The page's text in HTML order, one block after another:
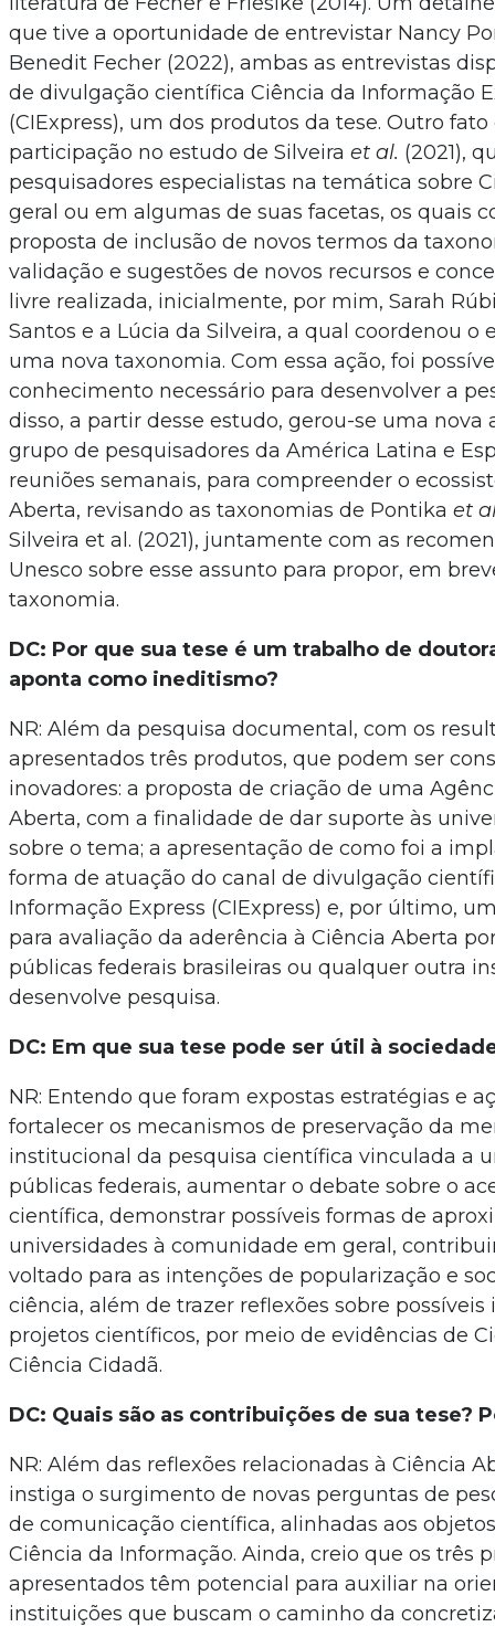
que tive a oportunidade de entrevistar Nancy
Benedit Fecher (2022), ambas as entrevistas
de divulgação científica Ciência da Informação
(CIExpress), um dos produtos da tese. Outro
participação no estudo de Silveira et al. (2021),
pesquisadores especialistas na temática sobre
geral ou em algumas de suas facetas, os quais
proposta de inclusão de novos termos da
validação e sugestões de novos recursos e
livre realizada, inicialmente, por mim, Sarah
Santos e a Lúcia da Silveira, a qual coordenou o
uma nova taxonomia. Com essa ação, foi
conhecimento necessário para desenvolver a
disso, a partir desse estudo, gerou-se uma nova
grupo de pesquisadores da América Latina e
reuniões semanais, para compreender o
Aberta, revisando as taxonomias de Pontika et
Silveira et al. (2021), juntamente com as
Unesco sobre esse assunto para propor, em
taxonomia.
DC: Por que sua tese é um trabalho de
aponta como ineditismo?
NR: Além da pesquisa documental, com os
apresentados três produtos, que podem ser
inovadores: a proposta de criação de uma
Aberta, com a finalidade de dar suporte às
sobre o tema; a apresentação de como foi a
forma de atuação do canal de divulgação
Informação Express (CIExpress) e, por último,
para avaliação da aderência à Ciência Aberta
públicas federais brasileiras ou qualquer outra
desenvolve pesquisa.
DC: Em que sua tese pode ser útil à
NR: Entendo que foram expostas estratégias e
fortalecer os mecanismos de preservação da
institucional da pesquisa científica vinculada a
públicas federais, aumentar o debate sobre o
científica, demonstrar possíveis formas de
universidades à comunidade em geral,
voltado para as intenções de popularização e
ciência, além de trazer reflexões sobre
projetos científicos, por meio de evidências de
Ciência Cidadã.
DC: Quais são as contribuições de sua tese?
NR: Além das reflexões relacionadas à Ciência
instiga o surgimento de novas perguntas de
de comunicação científica, alinhadas aos
Ciência da Informação. Ainda, creio que os três
apresentados têm potencial para auxiliar na
instituições que buscam o caminho da